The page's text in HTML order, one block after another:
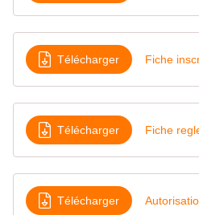
Télécharger Fiche
Télécharger
Télécharger